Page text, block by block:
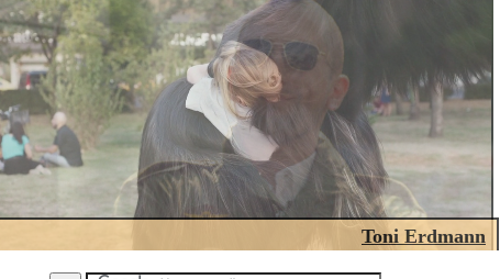
Toni Erdmann
اللحظات المختلسة